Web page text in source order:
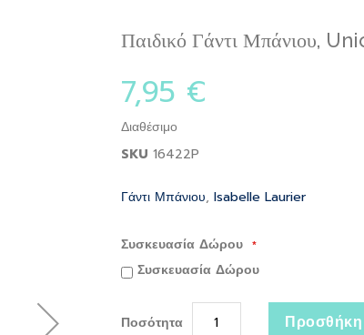
Παιδικό Γάντι Μπάνιου,
7,95 €
Διαθέσιμο
SKU 16422P
Γάντι Μπάνιου, Isabelle Laurier
Συσκευασία Δώρου
Συσκευασία Δώρου
Ποσότητα Προσθήκη